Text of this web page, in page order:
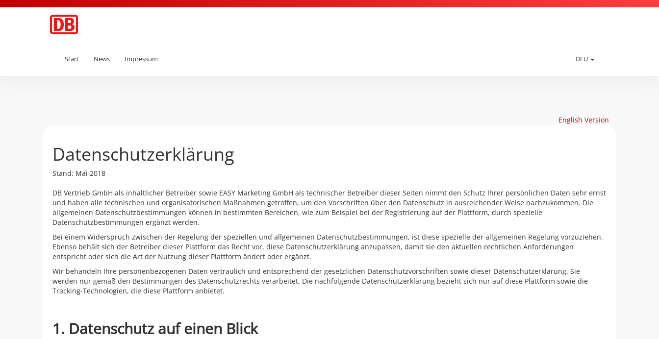
Start News Impressum DEU
English Version
Datenschutzerklärung
Stand: Mai 2018
DB Vertrieb GmbH als inhaltlicher Betreiber sowie EASY Marketing GmbH als technischer Betreiber dieser Seiten nimmt den Schutz Ihrer persönlichen Daten sehr ernst
und haben alle technischen und organisatorischen Maßnahmen getroffen, um den Vorschriften über den Datenschutz in ausreichender Weise nachzukommen. Die
allgemeinen Datenschutzbestimmungen können in bestimmten Bereichen, wie zum Beispiel bei der Registrierung auf der Plattform, durch spezielle
Datenschutzbestimmungen ergänzt werden.
Bei einem Widerspruch zwischen der Regelung der speziellen und allgemeinen Datenschutzbestimmungen, ist diese spezielle der allgemeinen Regelung vorzuziehen.
Ebenso behält sich der Betreiber dieser Plattform das Recht vor, diese Datenschutzerklärung anzupassen, damit sie den aktuellen rechtlichen Anforderungen
entspricht oder sich die Art der Nutzung dieser Plattform ändert oder ergänzt.
Wir behandeln Ihre personenbezogenen Daten vertraulich und entsprechend der gesetzlichen Datenschutzvorschriften sowie dieser Datenschutzerklärung. Sie
werden nur gemäß den Bestimmungen des Datenschutzrechts verarbeitet. Die nachfolgende Datenschutzerklärung bezieht sich nur auf diese Plattform sowie die
Tracking-Technologien, die diese Plattform anbietet.
1. Datenschutz auf einen Blick